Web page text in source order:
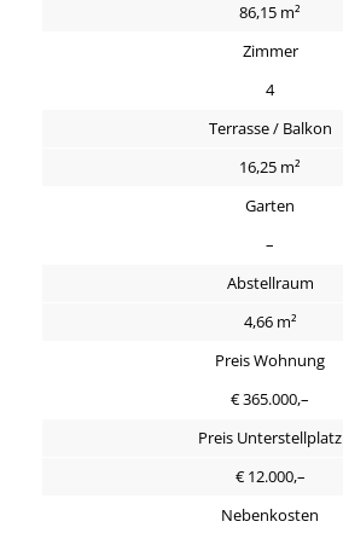
86,15 m²
Zimmer
4
Terrasse / Balkon
16,25 m²
Garten
–
Abstellraum
4,66 m²
Preis Wohnung
€ 365.000,–
Preis Unterstellplatz
€ 12.000,–
Nebenkosten